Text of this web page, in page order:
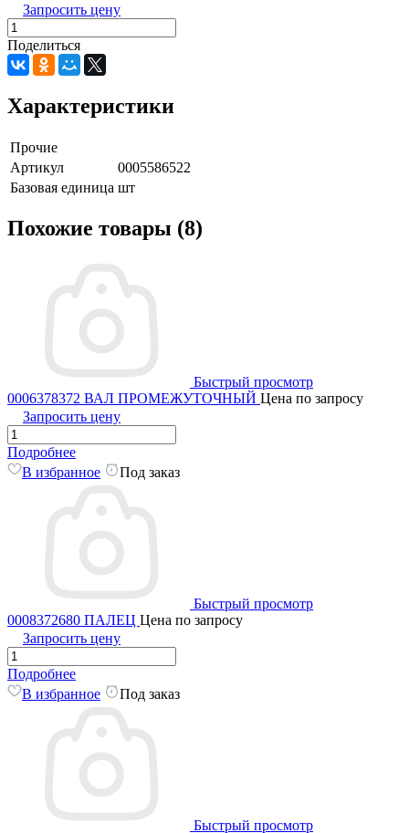
Запросить цену
Поделиться
Характеристики
Прочие
Артикул
0005586522
Базовая единица шт
Похожие товары (8)
Быстрый просмотр
0006378372 ВАЛ ПРОМЕЖУТОЧНЫЙ Цена по запросу
Запросить цену
Подробнее
В избранное
Под заказ
Быстрый просмотр
0008372680 ПАЛЕЦ Цена по запросу
Запросить цену
Подробнее
В избранное
Под заказ
Быстрый просмотр